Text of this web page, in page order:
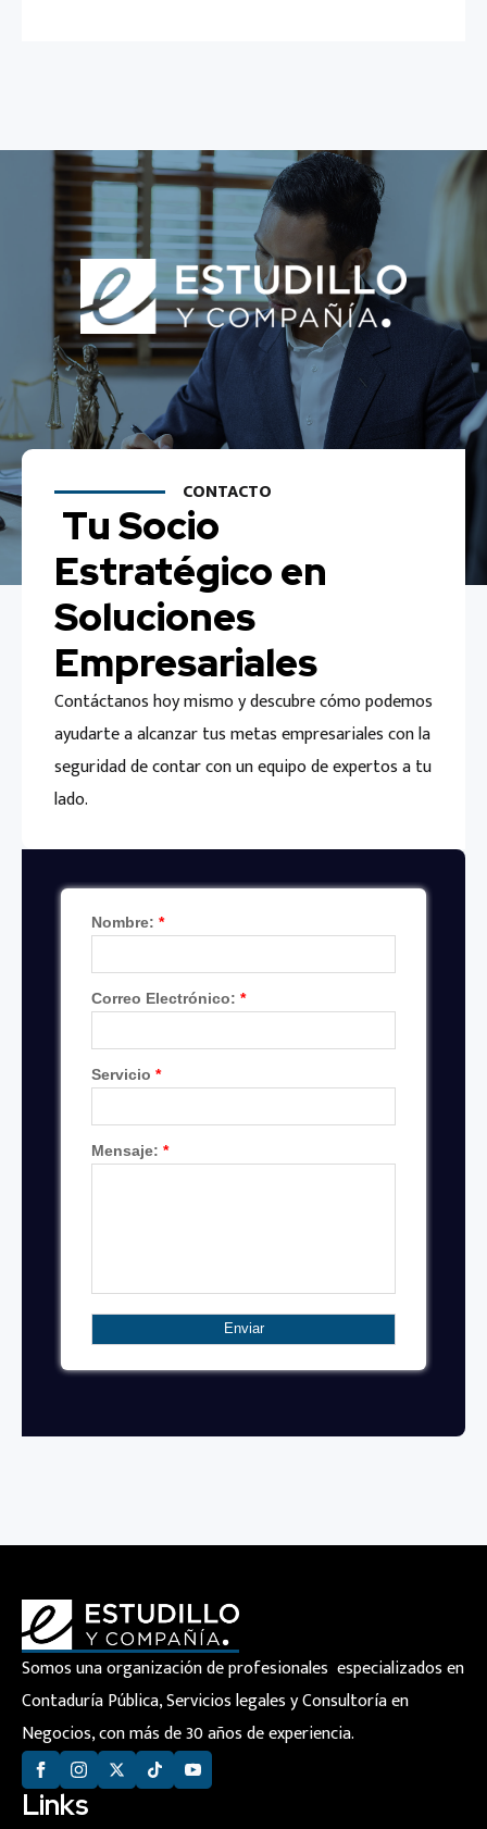
CONTACTO
Tu Socio
Estratégico en
Soluciones
Empresariales
Contáctanos hoy mismo y descubre cómo podemos
ayudarte a alcanzar tus metas empresariales con la
seguridad de contar con un equipo de expertos a tu
lado.
Somos una organización de profesionales especializados en
Contaduría Pública, Servicios legales y Consultoría en
Negocios, con más de 30 años de experiencia.
Links